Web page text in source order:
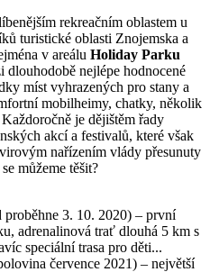
rekreačním oblastem u
turistické oblasti Znojemska a
v areálu Holiday Parku
dlouhodobě nejlépe hodnocené
míst vyhrazených pro stany a
mobilheimy, chatky, několik
je dějištěm řady
akcí a festivalů, které však
nařízením vlády přesunuty
můžeme těšit?
proběhne 3. 10. 2020) – první
adrenalinová trať dlouhá 5 km s
speciální trasa pro děti...
července 2021) – největší